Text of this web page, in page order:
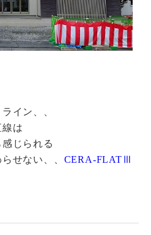
リシー サイトマップ
イン、、
は
じられる
せない、、 CERA-FLATⅢ